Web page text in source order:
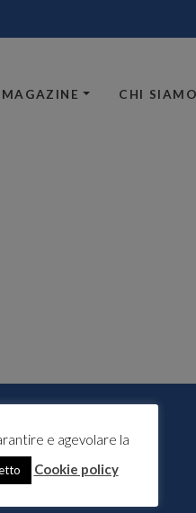
MAGAZINE CHI SIAMO
e agevolare la
Cookie policy